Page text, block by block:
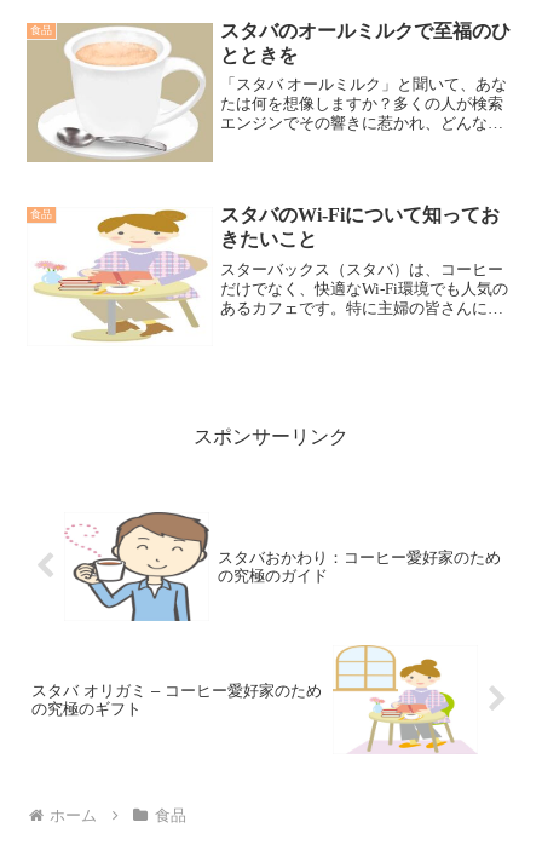
食品
スタバのオールミルクで至福のひ
とときを
「スタバ オールミルク」と聞いて、あな
たは何を想像しますか？多くの人が検索
エンジンでその響きに惹かれ、どんな魔
おり、今回は「オールミルク」に焦点を
当てます。
食品
スタバのWi-Fiについて知ってお
きたいこと
スターバックス（スタバ）は、コーヒー
だけでなく、快適なWi-Fi環境でも人気の
あるカフェです。特に主婦の皆さんにと
スポンサーリンク
スタバおかわり：コーヒー愛好家のため
の究極のガイド
スタバ オリガミ – コーヒー愛好家のため
の究極のギフト
ホーム 食品